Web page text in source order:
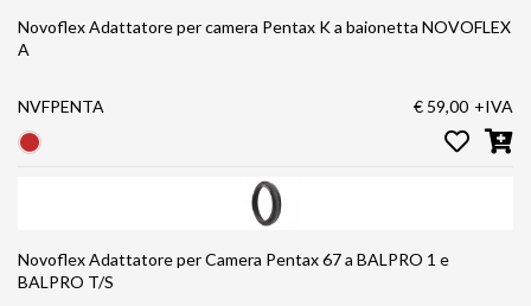
Novoflex Adattatore per camera Pentax K a baionetta NOVOFLEX
A
NVFPENTA € 59,00 +IVA
Novoflex Adattatore per Camera Pentax 67 a BALPRO 1 e
BALPRO T/S